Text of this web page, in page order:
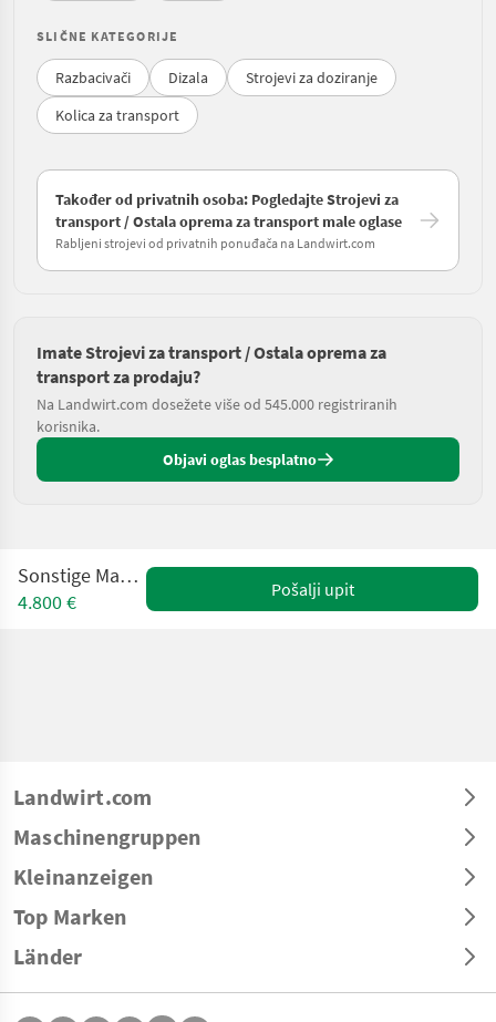
SLIČNE KATEGORIJE
Razbacivači Dizala
Strojevi za doziranje
Kolica za transport
Također od privatnih osoba: Pogledajte Strojevi za
transport / Ostala oprema za transport male oglase
Rabljeni strojevi od privatnih ponuđača na Landwirt.com
Imate Strojevi za transport / Ostala oprema za
transport za prodaju?
Na Landwirt.com dosežete više od 545.000 registriranih
korisnika.
Objavi oglas besplatno
Sonstige Magnetband
4.800 €
Pošalji upit
Landwirt.com
Maschinengruppen
Kleinanzeigen
Top Marken
Länder